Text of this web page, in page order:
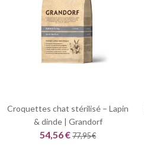
Croquettes chat stérilisé – Lapin
& dinde | Grandorf
54,56 €77,95 €